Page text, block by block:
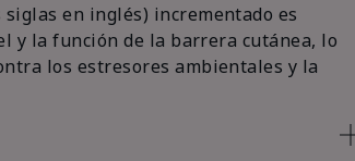
en inglés) incrementado es
y la función de la barrera cutánea, lo
los estresores ambientales y la